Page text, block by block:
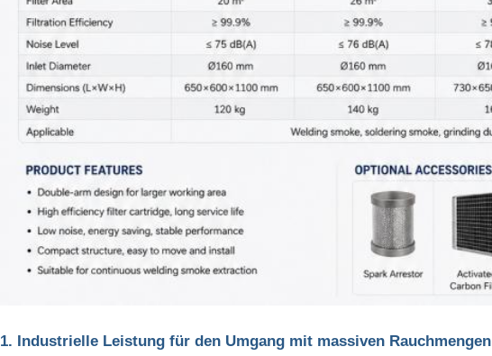
1. Industrielle Leistung für den Umgang mit massiven Rauchmengen